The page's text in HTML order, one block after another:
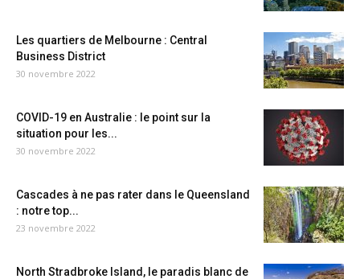
Les quartiers de Melbourne : Central
Business District
30 novembre 2022
COVID-19 en Australie : le point sur la
situation pour les...
30 novembre 2022
Cascades à ne pas rater dans le Queensland
: notre top...
23 novembre 2022
North Stradbroke Island, le paradis blanc de